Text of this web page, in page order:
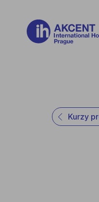
Kurzy